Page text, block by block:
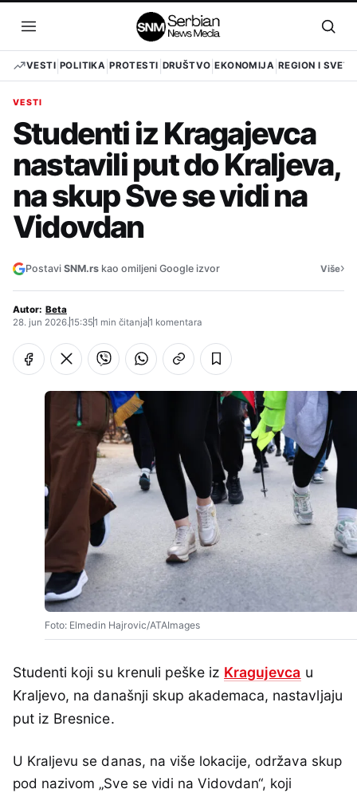
sadržaj
Otvori
meni
VESTI POLITIKA PROTESTI DRUŠTVO EKONOMIJA REGION I SVET
VESTI
Studenti iz Kragajevca
nastavili put do Kraljeva,
na skup Sve se vidi na
Vidovdan
Postavi SNM.rs kao omiljeni Google izvor Više›
Autor: Beta
28. jun 2026.15:351 min čitanja1 komentara
Foto: Elmedin Hajrovic/ATAImages
Studenti koji su krenuli peške iz Kragujevca u
Kraljevo, na današnji skup akademaca, nastavljaju
put iz Bresnice.
U Kraljevu se danas, na više lokacije, održava skup
pod nazivom „Sve se vidi na Vidovdan“, koji